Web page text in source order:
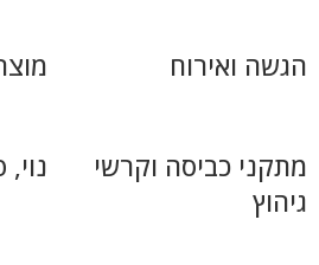
הגשה ואירוח
מתקני כביסה וקרשי
גיהוץ